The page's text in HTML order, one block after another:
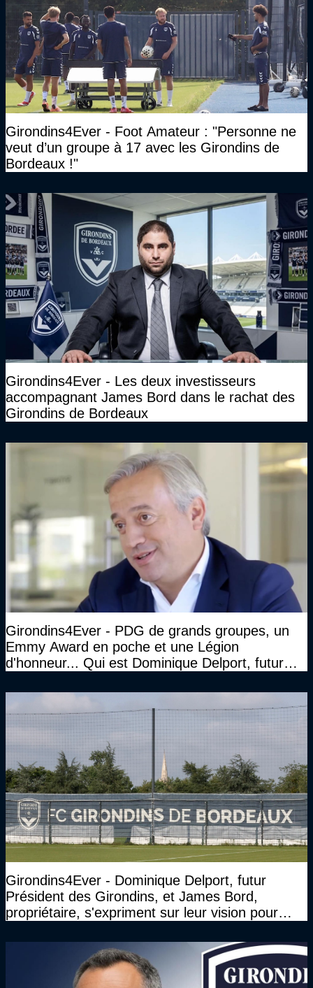
Girondins4Ever - Foot Amateur : "Personne ne
veut d’un groupe à 17 avec les Girondins de
Bordeaux !"
Girondins4Ever - Les deux investisseurs
accompagnant James Bord dans le rachat des
Girondins de Bordeaux
Girondins4Ever - PDG de grands groupes, un
Emmy Award en poche et une Légion
d'honneur... Qui est Dominique Delport, futur
Girondins4Ever - Dominique Delport, futur
Président des Girondins, et James Bord,
propriétaire, s'expriment sur leur vision pour